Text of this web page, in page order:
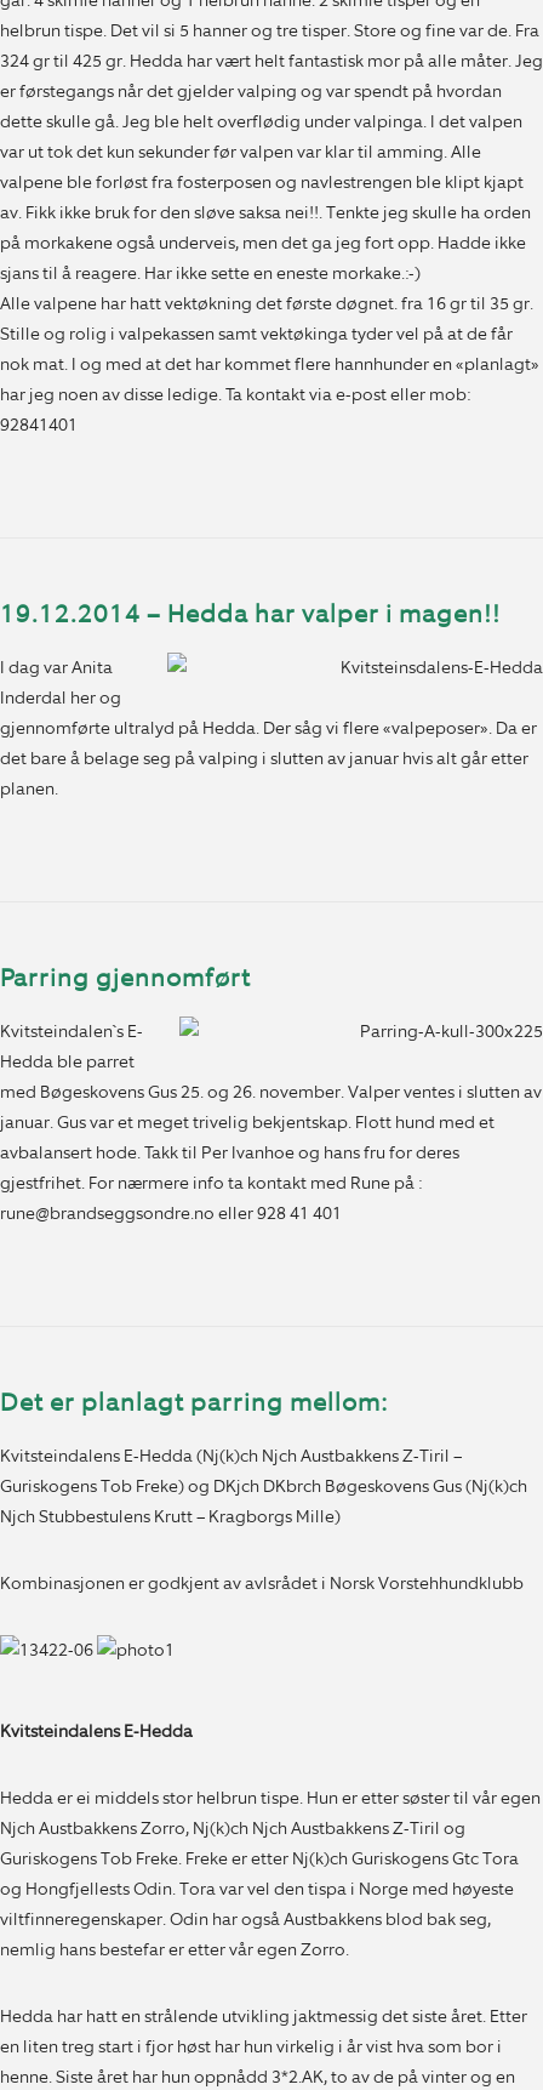
helbrun tispe. Det vil si 5 hanner og tre tisper. Store og fine var de. Fra
324 gr til 425 gr. Hedda har vært helt fantastisk mor på alle måter. Jeg
er førstegangs når det gjelder valping og var spendt på hvordan
dette skulle gå. Jeg ble helt overflødig under valpinga. I det valpen
var ut tok det kun sekunder før valpen var klar til amming. Alle
valpene ble forløst fra fosterposen og navlestrengen ble klipt kjapt
av. Fikk ikke bruk for den sløve saksa nei!!. Tenkte jeg skulle ha orden
på morkakene også underveis, men det ga jeg fort opp. Hadde ikke
sjans til å reagere. Har ikke sette en eneste morkake.:-)
Alle valpene har hatt vektøkning det første døgnet. fra 16 gr til 35 gr.
Stille og rolig i valpekassen samt vektøkinga tyder vel på at de får
nok mat. I og med at det har kommet flere hannhunder en «planlagt»
har jeg noen av disse ledige. Ta kontakt via e-post eller mob:
92841401
19.12.2014 – Hedda har valper i magen!!
I dag var Anita
Inderdal her og
gjennomførte ultralyd på Hedda. Der såg vi flere «valpeposer». Da er
det bare å belage seg på valping i slutten av januar hvis alt går etter
planen.
Parring gjennomført
Kvitsteindalen`s E-
Hedda ble parret
med Bøgeskovens Gus 25. og 26. november. Valper ventes i slutten av
januar. Gus var et meget trivelig bekjentskap. Flott hund med et
avbalansert hode. Takk til Per Ivanhoe og hans fru for deres
gjestfrihet. For nærmere info ta kontakt med Rune på :
rune@brandseggsondre.no eller 928 41 401
Det er planlagt parring mellom:
Kvitsteindalens E-Hedda (Nj(k)ch Njch Austbakkens Z-Tiril –
Guriskogens Tob Freke) og DKjch DKbrch Bøgeskovens Gus (Nj(k)ch
Njch Stubbestulens Krutt – Kragborgs Mille)
Kombinasjonen er godkjent av avlsrådet i Norsk Vorstehhundklubb
Kvitsteindalens E-Hedda
Hedda er ei middels stor helbrun tispe. Hun er etter søster til vår egen
Njch Austbakkens Zorro, Nj(k)ch Njch Austbakkens Z-Tiril og
Guriskogens Tob Freke. Freke er etter Nj(k)ch Guriskogens Gtc Tora
og Hongfjellests Odin. Tora var vel den tispa i Norge med høyeste
viltfinneregenskaper. Odin har også Austbakkens blod bak seg,
nemlig hans bestefar er etter vår egen Zorro.
Hedda har hatt en strålende utvikling jaktmessig det siste året. Etter
en liten treg start i fjor høst har hun virkelig i år vist hva som bor i
henne. Siste året har hun oppnådd 3*2.AK, to av de på vinter og en